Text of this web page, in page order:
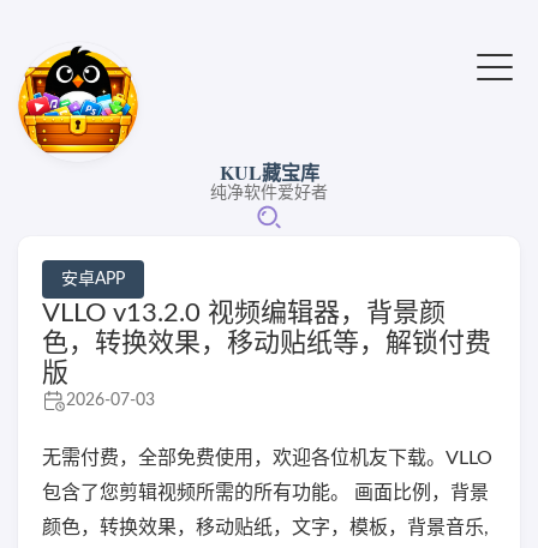
KUL藏宝库
纯净软件爱好者
安卓APP
VLLO v13.2.0 视频编辑器，背景颜
色，转换效果，移动贴纸等，解锁付费
版
2026-07-03
无需付费，全部免费使用，欢迎各位机友下载。VLLO
包含了您剪辑视频所需的所有功能。 画面比例，背景
颜色，转换效果，移动贴纸，文字，模板，背景音乐,